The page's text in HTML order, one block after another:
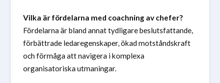
Vilka är fördelarna med coachning av chefer?
Fördelarna är bland annat tydligare beslutsfattande,
förbättrade ledaregenskaper, ökad motståndskraft
och förmåga att navigera i komplexa
organisatoriska utmaningar.